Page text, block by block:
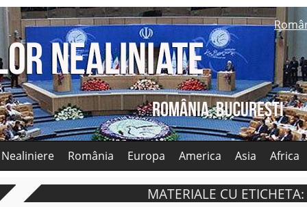
România Europa America Asia Africa
MATERIALE CU